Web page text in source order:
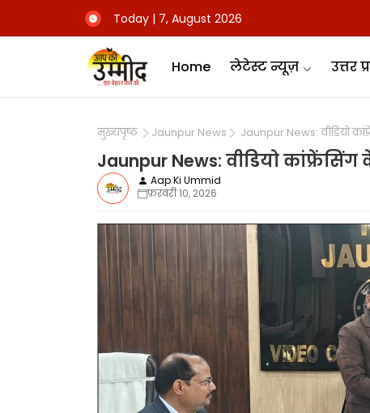
Today | 7, August 2026
Home लेटेस्ट न्यूज़ उत्तर
मुख्यपृष्ठ Jaunpur News Jaunpur News: वीडियो
Jaunpur News: वीडियो
Aap Ki Ummid
फ़रवरी 10, 2026